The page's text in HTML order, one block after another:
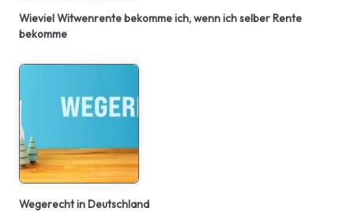
Wieviel Witwenrente bekomme ich, wenn ich selber Rente
bekomme
Wegerecht in Deutschland